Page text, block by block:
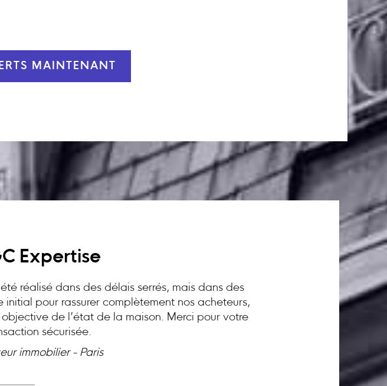
MAINTENANT
Expertise
réalisé dans des délais serrés, mais dans des
pour rassurer complètement nos acheteurs,
de l’état de la maison. Merci pour votre
sécurisée.
immobilier - Paris